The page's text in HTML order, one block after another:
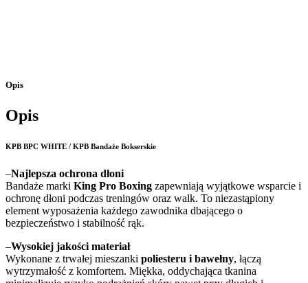
Opis
Opis
KPB BPC WHITE / KPB Bandaże Bokserskie
–Najlepsza ochrona dłoni
Bandaże marki King Pro Boxing zapewniają wyjątkowe wsparcie i
ochronę dłoni podczas treningów oraz walk. To niezastąpiony
element wyposażenia każdego zawodnika dbającego o
bezpieczeństwo i stabilność rąk.
–Wysokiej jakości materiał
Wykonane z trwałej mieszanki poliesteru i bawełny, łączą
wytrzymałość z komfortem. Miękka, oddychająca tkanina